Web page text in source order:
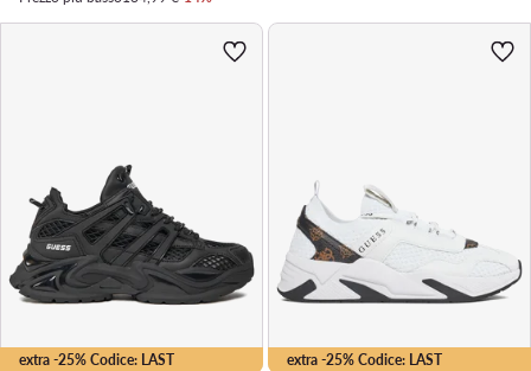
extra -25% Codice: LAST extra -25% Codice: LAST